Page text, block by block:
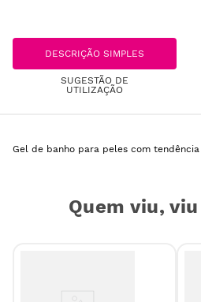
DESCRIÇÃO SIMPLES
SUGESTÃO DE
UTILIZAÇÃO
Gel de banho para peles com
Quem viu,